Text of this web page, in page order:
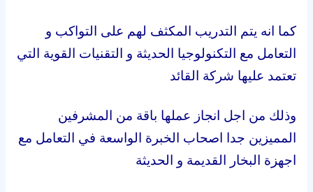
كما انه يتم التدريب المكثف لهم على التواكب و
التعامل مع التكنولوجيا الحديثة و التقنيات القوية التي
تعتمد عليها شركة القائد
وذلك من اجل انجاز عملها باقة من المشرفين
المميزين جدا اصحاب الخبرة الواسعة في التعامل مع
اجهزة البخار القديمة و الحديثة